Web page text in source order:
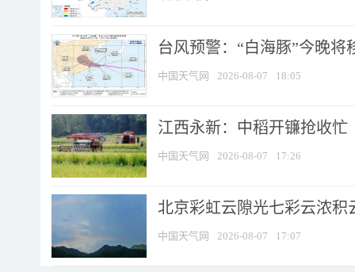
台风预警：“白海豚”今晚将
中国天气网 2026-08-07 18:05
江西永新：中稻开镰抢收忙
中国天气网 2026-08-07 17:26
北京彩虹云隙光七彩云浓积
中国天气网 2026-08-07 17:07